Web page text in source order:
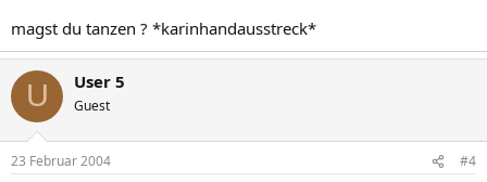
magst du tanzen ? *karinhandausstreck*
U User 5
Guest
23 Februar 2004 #4